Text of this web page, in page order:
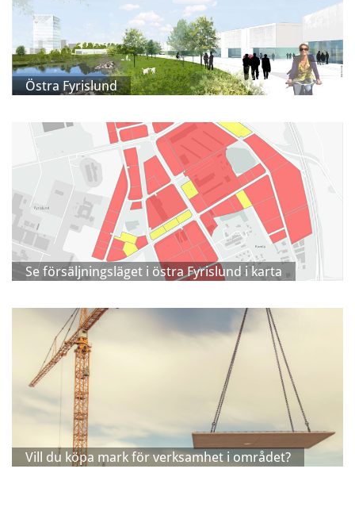
Östra Fyrislund
Se försäljningsläget i östra Fyrislund i karta
Vill du köpa mark för verksamhet i området?